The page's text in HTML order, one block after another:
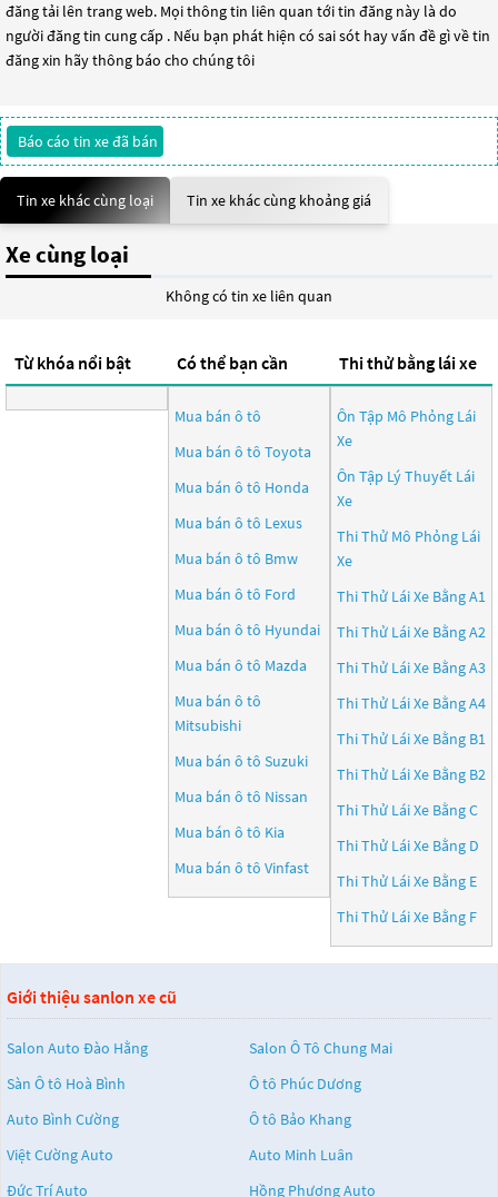
đăng tải lên trang web. Mọi thông tin liên quan tới tin đăng này là do
người đăng tin cung cấp . Nếu bạn phát hiện có sai sót hay vấn đề gì về tin
đăng xin hãy thông báo cho chúng tôi
Báo cáo tin xe đã bán
Tin xe khác cùng loại Tin xe khác cùng khoảng giá
Xe cùng loại
Không có tin xe liên quan
Từ khóa nổi bật Có thể bạn cần
Mua bán ô tô
Mua bán ô tô Toyota
Mua bán ô tô Honda
Mua bán ô tô Lexus
Mua bán ô tô Bmw
Mua bán ô tô Ford
Mua bán ô tô Hyundai
Mua bán ô tô Mazda
Mua bán ô tô
Mitsubishi
Mua bán ô tô Suzuki
Mua bán ô tô Nissan
Mua bán ô tô Kia
Mua bán ô tô Vinfast
Thi thử bằng lái xe
Ôn Tập Mô Phỏng Lái
Xe
Ôn Tập Lý Thuyết Lái
Xe
Thi Thử Mô Phỏng Lái
Xe
Thi Thử Lái Xe Bằng A1
Thi Thử Lái Xe Bằng A2
Thi Thử Lái Xe Bằng A3
Thi Thử Lái Xe Bằng A4
Thi Thử Lái Xe Bằng B1
Thi Thử Lái Xe Bằng B2
Thi Thử Lái Xe Bằng C
Thi Thử Lái Xe Bằng D
Thi Thử Lái Xe Bằng E
Thi Thử Lái Xe Bằng F
Giới thiệu sanlon xe cũ
Salon Auto Đào Hằng
Salon Ô Tô Chung Mai
Sàn Ô tô Hoà Bình
Ô tô Phúc Dương
Auto Bình Cường
Ô tô Bảo Khang
Việt Cường Auto
Auto Minh Luân
Đức Trí Auto
Hồng Phương Auto